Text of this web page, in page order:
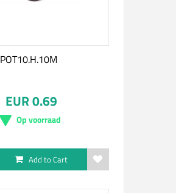
POT10.H.10M
EUR 0.69
Op voorraad
Add to Cart